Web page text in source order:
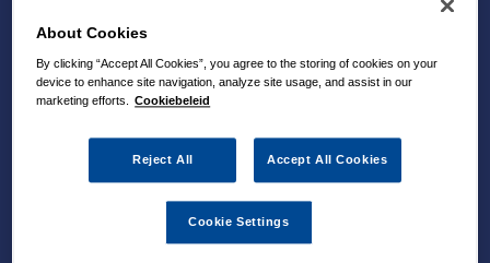
About Cookies
By clicking “Accept All Cookies”, you agree to the storing of cookies on your
device to enhance site navigation, analyze site usage, and assist in our
marketing efforts. Cookiebeleid
Reject All Accept All Cookies
Cookie Settings